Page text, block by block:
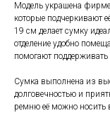
Модель украшена
которые подчеркивают
19 см делает сумку
отделение удобно
помогают поддерживать
Сумка выполнена из
долговечностью и
ремню её можно носить